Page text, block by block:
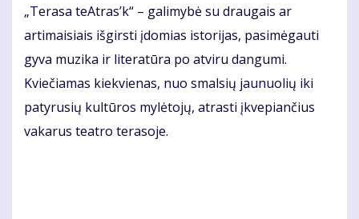
„Terasa teAtras’k“ – galimybė su draugais ar
artimaisiais išgirsti įdomias istorijas, pasimėgauti
gyva muzika ir literatūra po atviru dangumi.
Kviečiamas kiekvienas, nuo smalsių jaunuolių iki
patyrusių kultūros mylėtojų, atrasti įkvepiančius
vakarus teatro terasoje.